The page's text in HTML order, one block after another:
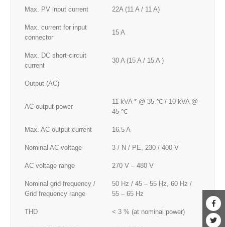
Max. PV input current 22A (11 A / 11 A)
Max. current for input
connector
15 A
Max. DC short-circuit
current
30 A (15 A / 15 A )
Output (AC)
AC output power
11 kVA * @ 35 ℃ / 10 kVA @
45 ℃
Max. AC output current 16.5 A
Nominal AC voltage 3 / N / PE, 230 / 400 V
AC voltage range 270 V – 480 V
Nominal grid frequency /
Grid frequency range
50 Hz / 45 – 55 Hz, 60 Hz /
55 – 65 Hz
THD < 3 % (at nominal power)